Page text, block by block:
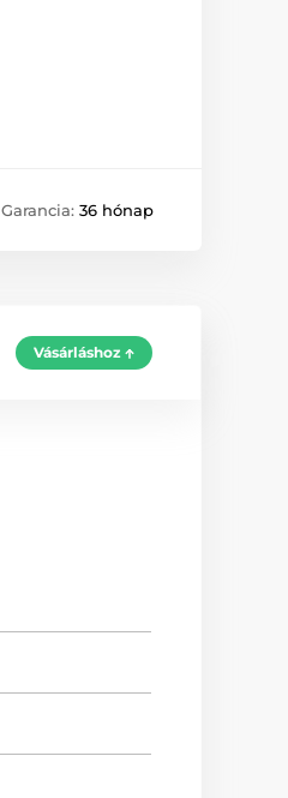
Garancia: 36 hónap
Vásárláshoz